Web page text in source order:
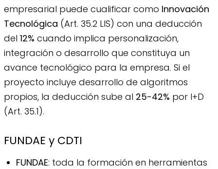
empresarial puede cualificar como Innovación
Tecnológica (Art. 35.2 LIS) con una deducción
del 12% cuando implica personalización,
integración o desarrollo que constituya un
avance tecnológico para la empresa. Si el
proyecto incluye desarrollo de algoritmos
propios, la deducción sube al 25-42% por I+D
(Art. 35.1).
FUNDAE y CDTI
FUNDAE: toda la formación en herramientas